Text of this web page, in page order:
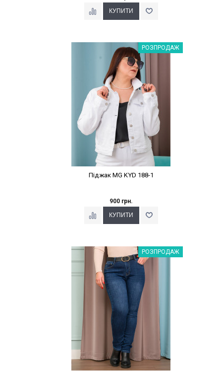
Наклейки Варіант з %РОЗПРОДАЖ
Піджак MG KYD 188-1
900 грн.
Наклейки Варіант з %РОЗПРОДАЖ